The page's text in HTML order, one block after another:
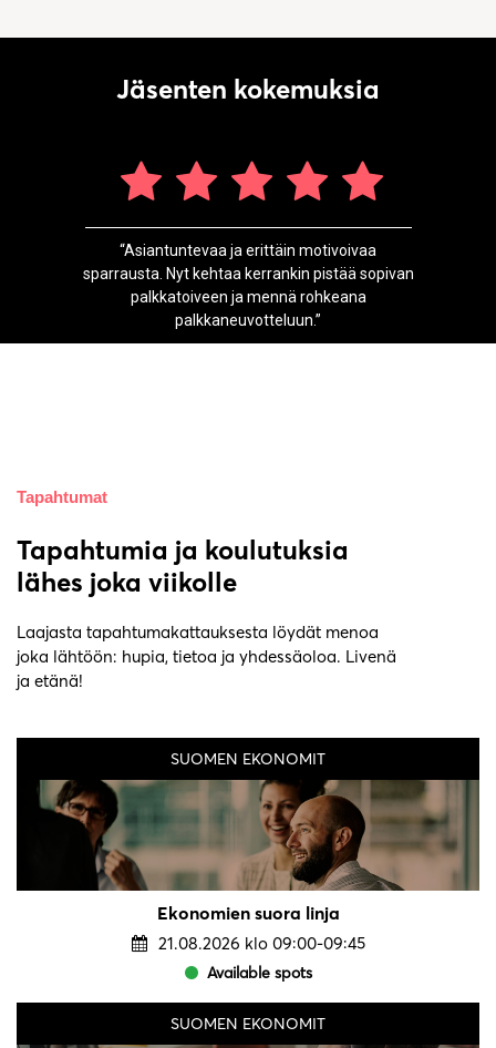
Jäsenten kokemuksia
“Asiantuntevaa ja erittäin motivoivaa
sparrausta. Nyt kehtaa kerrankin pistää sopivan
palkkatoiveen ja mennä rohkeana
palkkaneuvotteluun.”
Tapahtumat
Tapahtumia ja koulutuksia
lähes joka viikolle
Laajasta tapahtumakattauksesta löydät menoa
joka lähtöön: hupia, tietoa ja yhdessäoloa. Livenä
ja etänä!
SUOMEN EKONOMIT
Ekonomien suora linja
21.08.2026 klo 09:00-09:45
Available spots
SUOMEN EKONOMIT